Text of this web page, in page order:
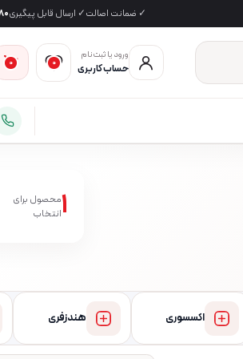
✓ ضمانت اصالت✓ ارسال قابل پیگیری
ورود یا ثبت‌نام
حساب کاربری 0
0
1محصول برای
انتخاب
اکسسوری هندزفری